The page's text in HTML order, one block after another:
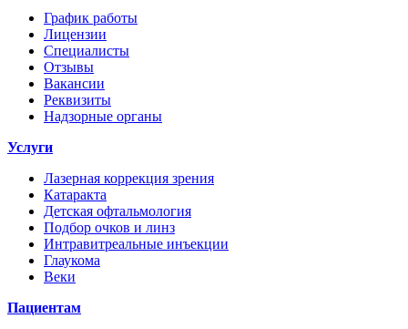
График работы
Лицензии
Специалисты
Отзывы
Вакансии
Реквизиты
Надзорные органы
Услуги
Лазерная коррекция зрения
Катаракта
Детская офтальмология
Подбор очков и линз
Интравитреальные инъекции
Глаукома
Веки
Пациентам